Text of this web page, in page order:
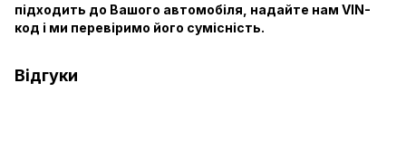
підходить до Вашого автомобіля, надайте нам VIN-
код і ми перевіримо його сумісність.
Відгуки